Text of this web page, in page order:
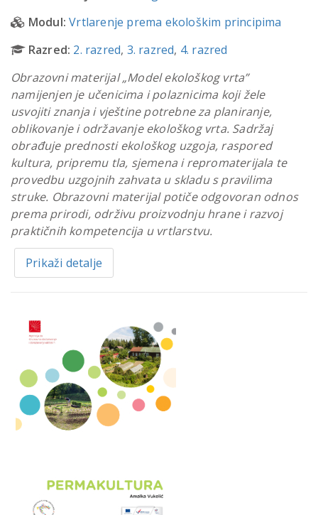
Modul: Vrtlarenje prema ekološkim principima
Razred: 2. razred, 3. razred, 4. razred
Obrazovni materijal „Model ekološkog vrta”
namijenjen je učenicima i polaznicima koji žele
usvojiti znanja i vještine potrebne za planiranje,
oblikovanje i održavanje ekološkog vrta. Sadržaj
obrađuje prednosti ekološkog uzgoja, raspored
kultura, pripremu tla, sjemena i repromaterijala te
provedbu uzgojnih zahvata u skladu s pravilima
struke. Obrazovni materijal potiče odgovoran odnos
prema prirodi, održivu proizvodnju hrane i razvoj
praktičnih kompetencija u vrtlarstvu.
Prikaži detalje